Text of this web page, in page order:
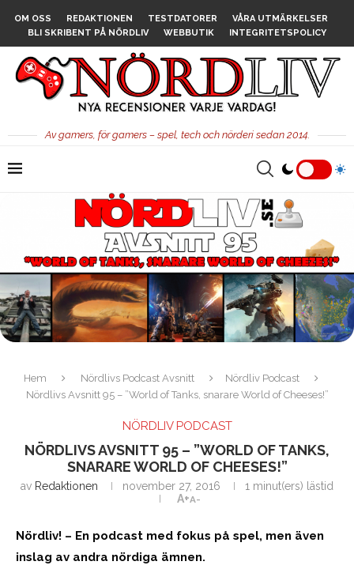
OM OSS REDAKTIONEN TESTDATORER
VÅRA UTMÄRKELSER
BLI SKRIBENT PÅ NÖRDLIV
WEBBUTIK INTEGRITETSPOLICY
Av gamers, för gamers – spel, tech och nörderi sedan 2014.
Hem Nördlivs Podcast Avsnitt
Nördliv Podcast
Nördlivs Avsnitt 95 – ”World of Tanks, snarare World of Cheeses!”
NÖRDLIV PODCAST
NÖRDLIVS AVSNITT 95 – ”WORLD OF TANKS,
SNARARE WORLD OF CHEESES!”
av Redaktionen november 27, 2016
1 minut(ers) lästid
A+A-
Nördliv! – En podcast med fokus på spel, men även
inslag av andra nördiga ämnen.